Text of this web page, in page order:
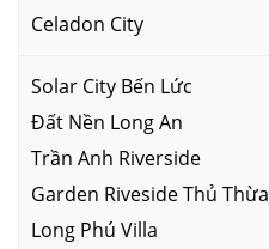
Celadon City
Solar City Bến Lức
Đất Nền Long An
Trần Anh Riverside
Garden Riveside Thủ Thừa
Long Phú Villa